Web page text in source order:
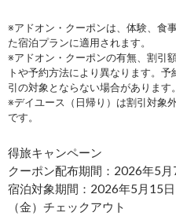
※アドオン・クーポンは、体験、食
た宿泊プランに適用されます。
※アドオン・クーポンの有無、割引
トや予約方法により異なります。
引の対象とならない場合があります。
※デイユース（日帰り）は割引対象
です。
得旅キャンペーン
クーポン配布期間：2026年5月
宿泊対象期間：2026年5月15
（金）チェックアウト